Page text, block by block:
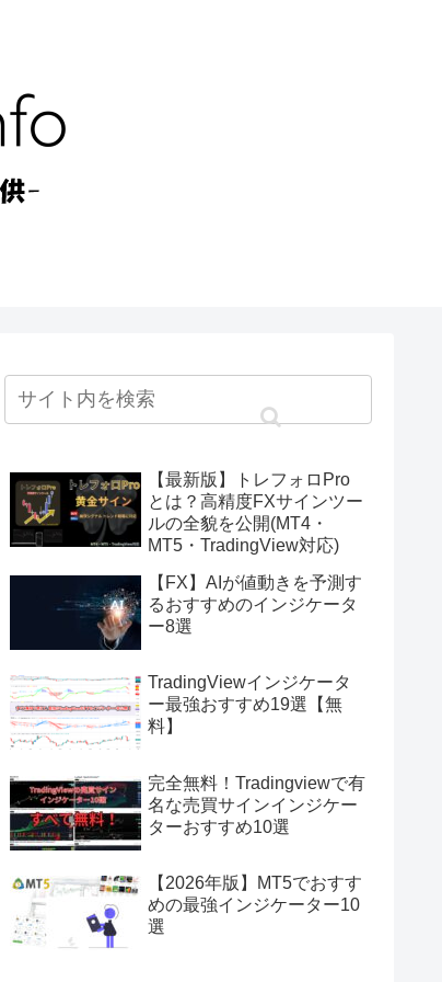
【最新版】トレフォロPro
とは？高精度FXサインツー
ルの全貌を公開(MT4・
MT5・TradingView対応)
【FX】AIが値動きを予測す
るおすすめのインジケータ
ー8選
TradingViewインジケータ
ー最強おすすめ19選【無
料】
完全無料！Tradingviewで有
名な売買サインインジケー
ターおすすめ10選
【2026年版】MT5でおすす
めの最強インジケーター10
選